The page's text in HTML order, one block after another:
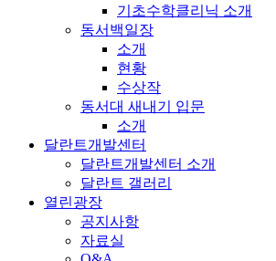
기초수학클리닉 소개
동서백일장
소개
현황
수상작
동서대 새내기 입문
소개
달란트개발센터
달란트개발센터 소개
달란트 갤러리
열린광장
공지사항
자료실